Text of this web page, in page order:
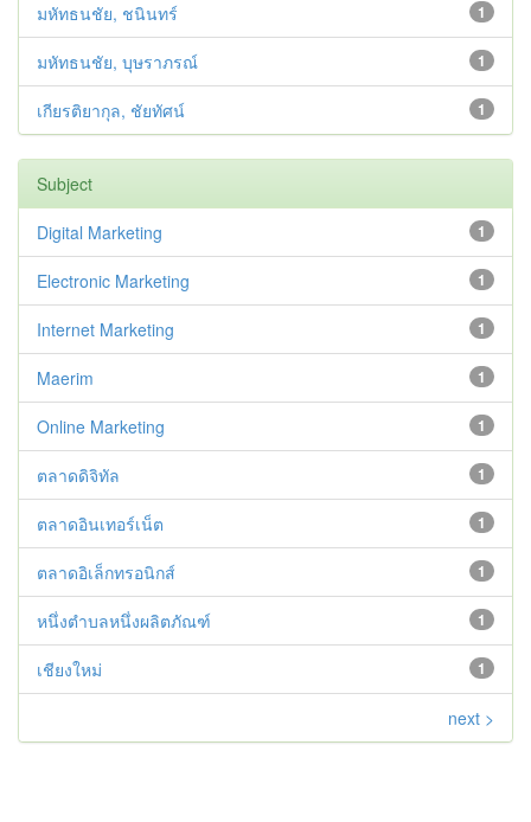
1
มหัทธนชัย, ชนินทร์
1
มหัทธนชัย, บุษราภรณ์
1
เกียรติยากุล, ชัยทัศน์
Subject
1
Digital Marketing
1
Electronic Marketing
1
Internet Marketing
1
Maerim
1
Online Marketing
1
ตลาดดิจิทัล
1
ตลาดอินเทอร์เน็ต
1
ตลาดอิเล็กทรอนิกส์
1
หนึ่งตำบลหนึ่งผลิตภัณฑ์
1
เชียงใหม่
next >